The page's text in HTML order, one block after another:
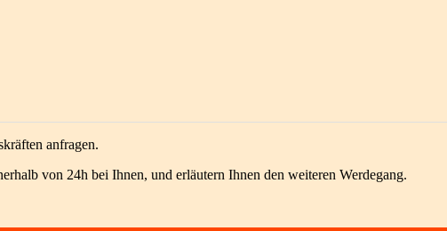
anfragen.
von 24h bei Ihnen, und erläutern Ihnen den weiteren Werdegang.